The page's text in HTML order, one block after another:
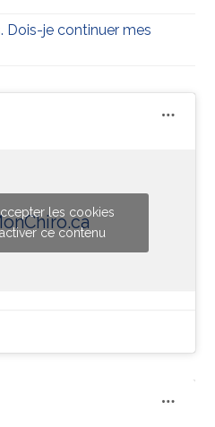
Dois-je continuer mes
les cookies
ce contenu